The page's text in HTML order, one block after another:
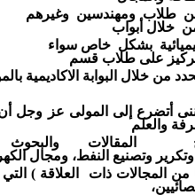
طلاب ومهندسين وغيرهم
خلال أبواب
بشكل خاص سواء
على طلاب قسم
من خلال البوابة الاكاديمية
أتضرع إلى المولى عز وجل
والعلم
المقالات
وتصنيع النفط، ومجال
من المجالاتذات العلاقة )